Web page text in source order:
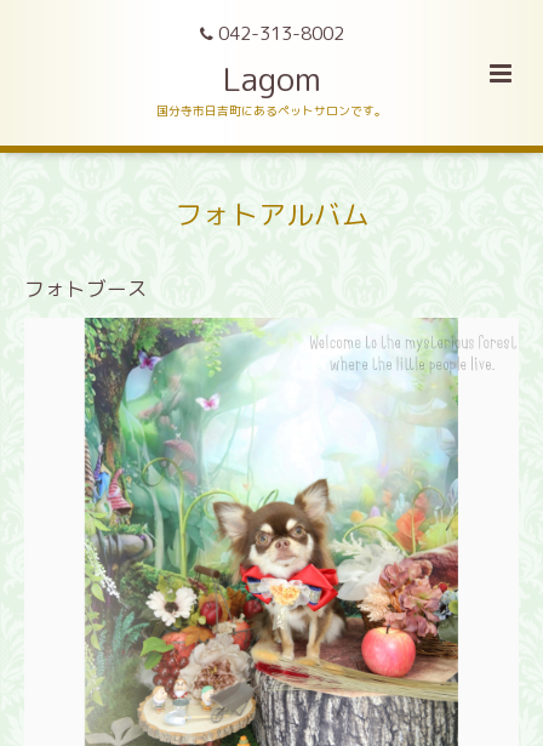
042-313-8002
Lagom
国分寺市日吉町にあるペットサロンです。
フォトアルバム
フォトブース